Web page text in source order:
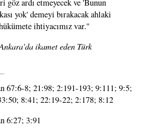
göz ardı etmeyecek ve 'Bunun
yok' demeyi bırakacak ahlaki
ihtiyacımız var."
ikamet eden Türk
67:6-8; 21:98; 2:191-193; 9:111; 9:5;
8:41; 22:19-22; 2:178; 8:12
6:27; 3:91